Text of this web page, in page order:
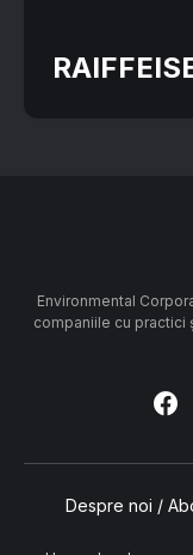
Environmental
companiile cu practici
Despre noi /